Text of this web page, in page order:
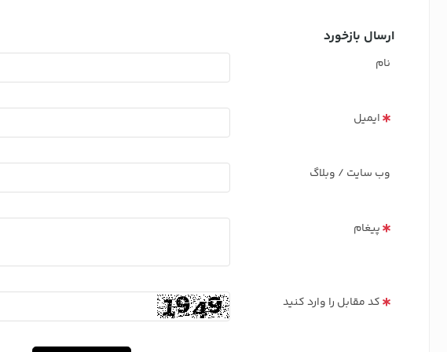
ارسال بازخورد
نام
ایمیل
وب سایت / وبلاگ
پیغام
کد مقابل را وارد کنید